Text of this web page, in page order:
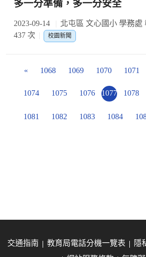
多一分準備，多一分安全
2023-09-14 北屯區 文心國小 學務處
437 次
校園新聞
« 1068 1069 1070 1071
1074 1075 1076 1077 1078
1081 1082 1083 1084
交通指南 教育局電話分機一覽表
隱